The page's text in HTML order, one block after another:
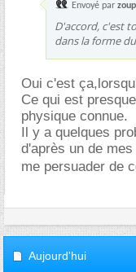
Envoyé par
D'accord, c'est
dans la forme
Oui c'est
Ce qui est
physique connue.
Il y a quelques
d'après un de
me persuader de
Aujourd'hui